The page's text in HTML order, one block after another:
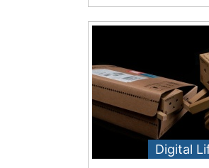
Digital